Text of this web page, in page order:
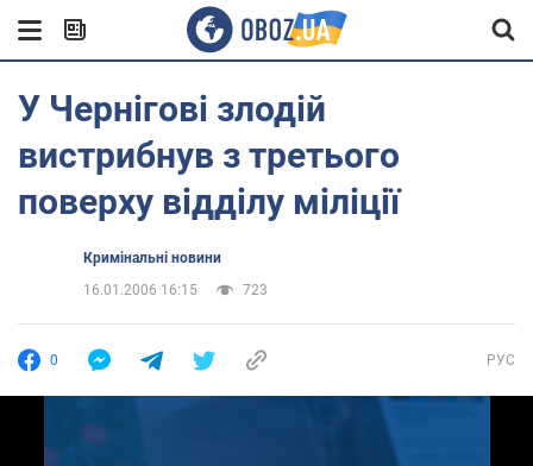
У Чернігові злодій
вистрибнув з третього
поверху відділу міліції
Кримінальні новини
16.01.2006 16:15
723
0 РУС